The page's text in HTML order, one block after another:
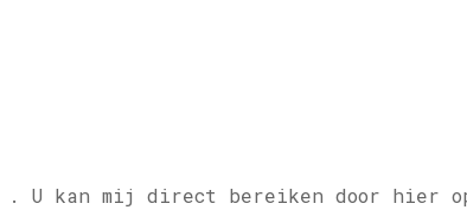
. U kan mij direct bereiken door hier